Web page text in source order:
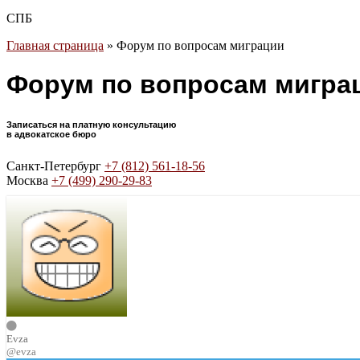
СПБ
Главная страница » Форум по вопросам миграции
Форум по вопросам
Записаться на платную консультацию
в адвокатское бюро
Санкт-Петербург +7 (812) 561-18-56
Москва +7 (499) 290-29-83
Evza
@evza